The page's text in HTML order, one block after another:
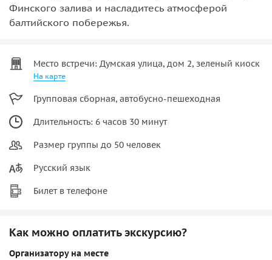
Финского залива и насладитесь атмосферой
балтийского побережья.
Место встречи: Думская улица, дом 2, зеленый киоск
На карте
Групповая сборная, автобусно-пешеходная
Длительность: 6 часов 30 минут
Размер группы до 50 человек
Русский язык
Билет в телефоне
Как можно оплатить экскурсию?
Организатору на месте